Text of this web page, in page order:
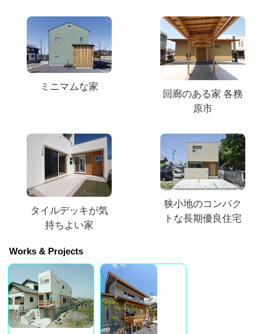
ミニマムな家
回廊のある家 各務
原市
タイルデッキが気
持ちよい家
狭小地のコンパク
トな長期優良住宅
Works & Projects